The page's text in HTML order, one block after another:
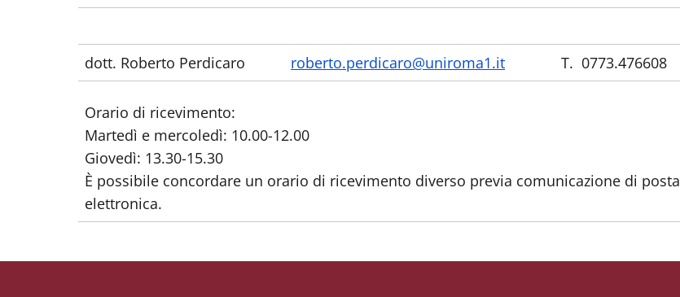
dott. Roberto Perdicaro roberto.perdicaro@uniroma1.it T. 0773.476608
Orario di ricevimento:
Martedì e mercoledì: 10.00-12.00
Giovedì: 13.30-15.30
È possibile concordare un orario di ricevimento diverso previa comunicazione di posta
elettronica.